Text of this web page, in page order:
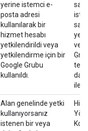
yerine istemci e-
posta adresi
kullanılarak bir
hizmet hesabı
yetkilendirildi veya
yetkilendirme için bir
Google Grubu
kullanıldı.
tek
da
ile
Alan genelinde yetki
kullanıyorsanız
istenen bir veya